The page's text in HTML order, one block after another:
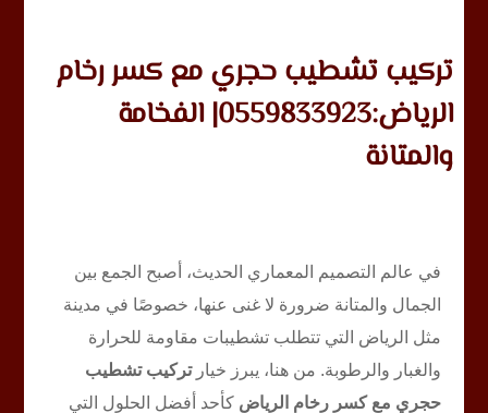
تركيب تشطيب حجري مع كسر رخام
الرياض:0559833923| الفخامة
والمتانة
في عالم التصميم المعماري الحديث، أصبح الجمع بين
الجمال والمتانة ضرورة لا غنى عنها، خصوصًا في مدينة
مثل الرياض التي تتطلب تشطيبات مقاومة للحرارة
والغبار والرطوبة. من هنا، يبرز خيارتركيب تشطيب
حجري مع كسر رخام الرياض كأحد أفضل الحلول التي